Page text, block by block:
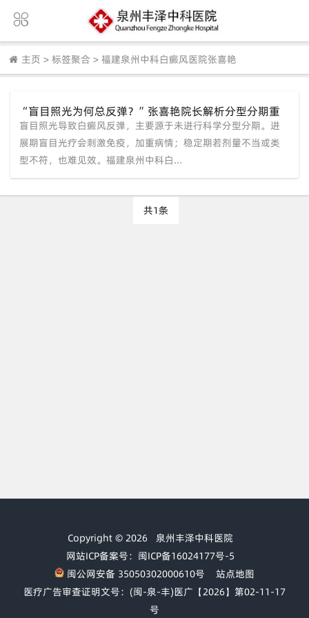
主页 > 标签聚合 > 福建泉州中科白癜风医院张喜艳
“盲目照光为何总反弹？”张喜艳院长解析分型分期重
要性，福建泉州中科白癜风医院定制专属方案
盲目照光导致白癜风反弹，主要源于未进行科学分型分期。进
展期盲目光疗会刺激免疫，加重病情；稳定期若剂量不当或类
型不符，也难见效。福建泉州中科白...
共1条
Copyright © 2026 泉州丰泽中科医院
网站ICP备案号：闽ICP备16024177号-5
闽公网安备 35050302000610号
站点地图
医疗广告审查证明文号：(闽-泉-丰)医广【2026】第02-11-17
号